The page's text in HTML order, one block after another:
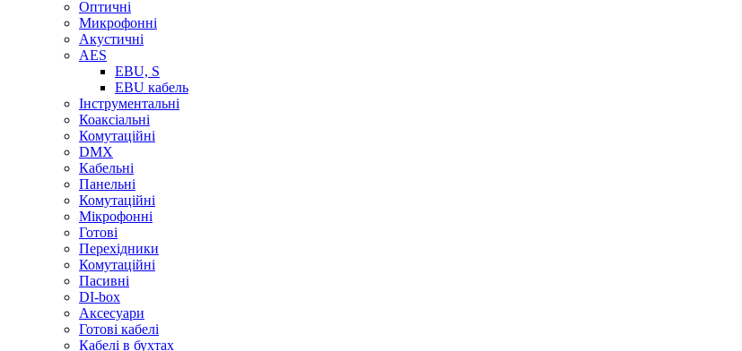
Оптичні
Микрофонні
Акустичні
AES
EBU, S
EBU кабель
Інструментальні
Коаксіальні
Комутаційні
DMX
Кабельні
Панельні
Комутаційні
Мікрофонні
Готові
Перехідники
Комутаційні
Пасивні
DI-box
Аксесуари
Готові кабелі
Кабелі в бухтах